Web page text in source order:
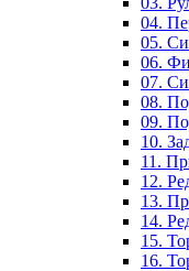
04.
05.
06.
07.
08.
09.
10.
11.
12.
13.
14.
15.
16.